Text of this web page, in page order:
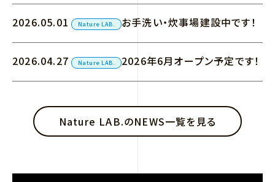
2026.05.01
Nature LAB. お手洗い・炊事場建設中です！
2026.04.27 Nature LAB. 2026年6月オープン予定です！
Nature LAB.のNEWS一覧を見る